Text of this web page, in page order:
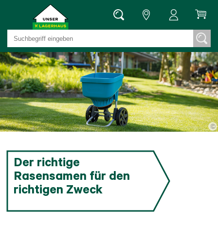
©
Der richtige
Rasensamen für den
richtigen Zweck